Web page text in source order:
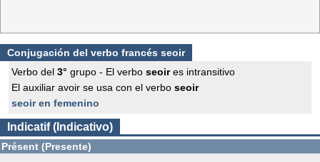
Conjugación del verbo francés seoir
Verbo del 3° grupo - El verbo seoires intransitivo
El auxiliar avoir se usa con el verbo seoir
seoir en femenino
Indicatif (Indicativo)
Présent (Presente)